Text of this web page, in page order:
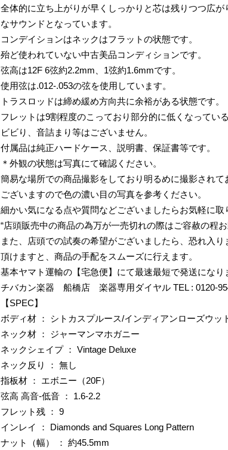
全体的に立ち上がりが早くしっかりと芯は残りつつ広
なサウンドとなっています。
コンデイションはネックはフラットの状態です。
殆ど使われていない中古美品コンディションです。
弦高は12F 6弦約2.2mm、1弦約1.6mmです。
使用弦は.012-.053の弦を使用しています。
トラスロッドは締め緩め方向共に余裕がある状態です。
フレットは9割程度のこっており部分的に低くなってい
ビビり、音詰まり等はございません。
付属品は純正ハードケース、説明書、保証書等です。
＊外観の状態は写真にて確認ください。
簡易な場所での商品撮影をしており明るめに撮影され
ございますので色の濃い目の写真を参考ください。
細かい気になる点や質問などございましたらお気軽に取
“店頭販売中の商品の為万が一売切れの際はご容赦の程
また、店頭での試奏の希望がございましたら、恐れ入
頂けますと、商品の手配をスムーズに行えます。
基本ヤマト運輸の【宅急便】にて最速最短で発送になり
チバカン楽器 船橋店 楽器専用ダイヤル TEL : 0120-
【SPEC】
ボディ材 ： シトカスプルース/インディアンローズウッ
ネック材 ： ジャーマンマホガニー
ネックシェイプ ： Vintage Deluxe
ネック反り ： 無し
指板材 ： エボニー（20F）
弦高 高音-低音 ： 1.6-2.2
フレット残 ： 9
インレイ ： Diamonds and Squares Long Pattern
ナット（幅） ： 約45.5mm